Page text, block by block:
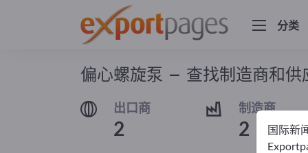
分类
偏心螺旋泵 – 查找制造商和供
出口商
2
制造商
2
国际新